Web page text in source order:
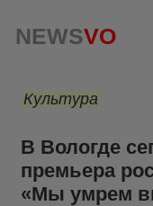
NEWSVO
Культура
В Вологде
премьера
«Мы умрем